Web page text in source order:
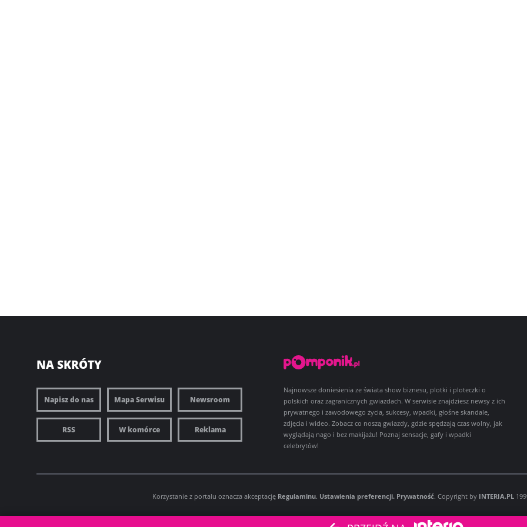
NA SKRÓTY
Napisz do nas Mapa Serwisu Newsroom
RSS W komórce Reklama
Najnowsze doniesienia ze świata show biznesu, plotki i ploteczki o
polskich oraz zagranicznych gwiazdach. W serwisie znajdziesz newsy z ich
prywatnego i zawodowego życia, sukcesy, wpadki, głośne skandale,
zdjęcia i wideo. Zobacz co noszą gwiazdy, gdzie spędzają czas wolny, jak
wyglądają nago i bez makijażu! Poznaj sensacje, gafy i wpadki
celebrytów!
Korzystanie z portalu oznacza akceptację Regulaminu. Ustawienia preferencji. Prywatność. Copyright by INTERIA.PL